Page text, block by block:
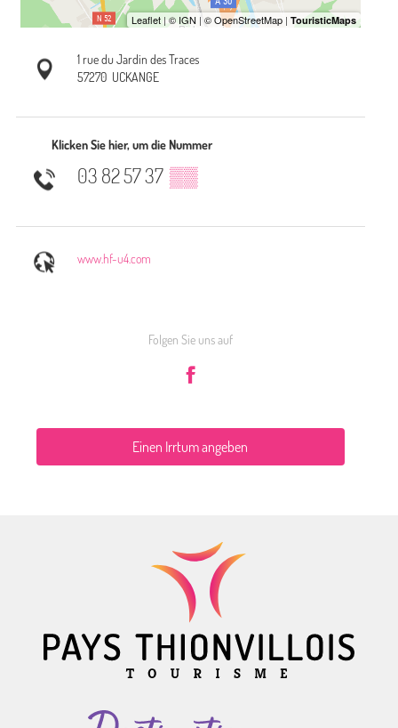
1 rue du Jardin des Traces
57270 UCKANGE
Klicken Sie hier, um die Nummer
03 82 57 37 ▒▒
www.hf-u4.com
Folgen Sie uns auf
Einen Irrtum angeben